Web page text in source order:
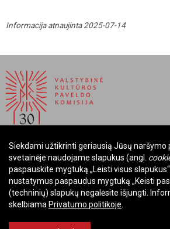
Informacija atnaujinta 2025-07-14
BIUDŽETINĖ ĮSTAIGA LIETUVOS
VALSTYBINĖ KULTŪROS PAVELDO
Įmonės kodas: Juridinių asmenų registre
Adresas: Rūdninkų g. 13, 01135 Vilnius
Siekdami užtikrinti geriausią Jūsų naršymo
svetainėje naudojame slapukus (angl.
paspauskite mygtuką „Leisti visus
nustatymus paspaudus mygtuką „Keisti
(techninių) slapukų negalėsite išjungti.
skelbiama Privatumo politikoje